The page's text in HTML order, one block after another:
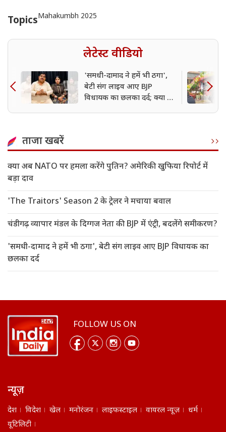
TopicsMahakumbh 2025
लेटेस्ट वीडियो
'समधी-दामाद ने हमें भी ठगा',
बेटी संग लाइव आए BJP
विधायक का छलका दर्द; क्या है
ताजा खबरें
क्या अब NATO पर हमला करेंगे पुतिन? अमेरिकी खुफिया रिपोर्ट में
बड़ा दाव
'The Traitors' Season 2 के ट्रेलर ने मचाया बवाल
चंडीगढ़ व्यापार मंडल के दिग्गज नेता की BJP में एंट्री, बदलेंगे समीकरण?
'समधी-दामाद ने हमें भी ठगा', बेटी संग लाइव आए BJP विधायक का
छलका दर्द
FOLLOW US ON
न्यूज़
देश विदेश खेल मनोरंजन लाइफस्टाइल वायरल न्यूज़
धर्म
यूटिलिटी